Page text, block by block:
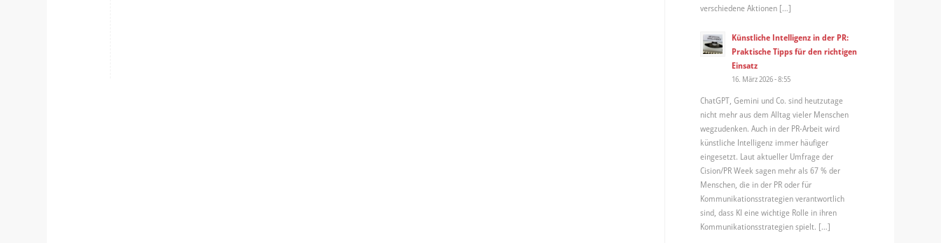
verschiedene Aktionen […]
Künstliche Intelligenz in der PR:
Praktische Tipps für den richtigen
Einsatz
16. März 2026 - 8:55
ChatGPT, Gemini und Co. sind heutzutage
nicht mehr aus dem Alltag vieler Menschen
wegzudenken. Auch in der PR-Arbeit wird
künstliche Intelligenz immer häufiger
eingesetzt. Laut aktueller Umfrage der
Cision/PR Week sagen mehr als 67 % der
Menschen, die in der PR oder für
Kommunikationsstrategien verantwortlich
sind, dass KI eine wichtige Rolle in ihren
Kommunikationsstrategien spielt. […]